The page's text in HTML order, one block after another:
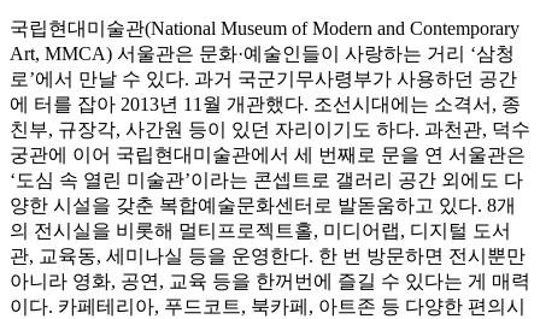
국립현대미술관(National Museum of Modern and Contemporary
Art, MMCA) 서울관은 문화·예술인들이 사랑하는 거리 ‘삼청
로’에서 만날 수 있다. 과거 국군기무사령부가 사용하던 공간
에 터를 잡아 2013년 11월 개관했다. 조선시대에는 소격서, 종
친부, 규장각, 사간원 등이 있던 자리이기도 하다. 과천관, 덕수
궁관에 이어 국립현대미술관에서 세 번째로 문을 연 서울관은
‘도심 속 열린 미술관’이라는 콘셉트로 갤러리 공간 외에도 다
양한 시설을 갖춘 복합예술문화센터로 발돋움하고 있다. 8개
의 전시실을 비롯해 멀티프로젝트홀, 미디어랩, 디지털 도서
관, 교육동, 세미나실 등을 운영한다. 한 번 방문하면 전시뿐만
아니라 영화, 공연, 교육 등을 한꺼번에 즐길 수 있다는 게 매력
이다. 카페테리아, 푸드코트, 북카페, 아트존 등 다양한 편의시